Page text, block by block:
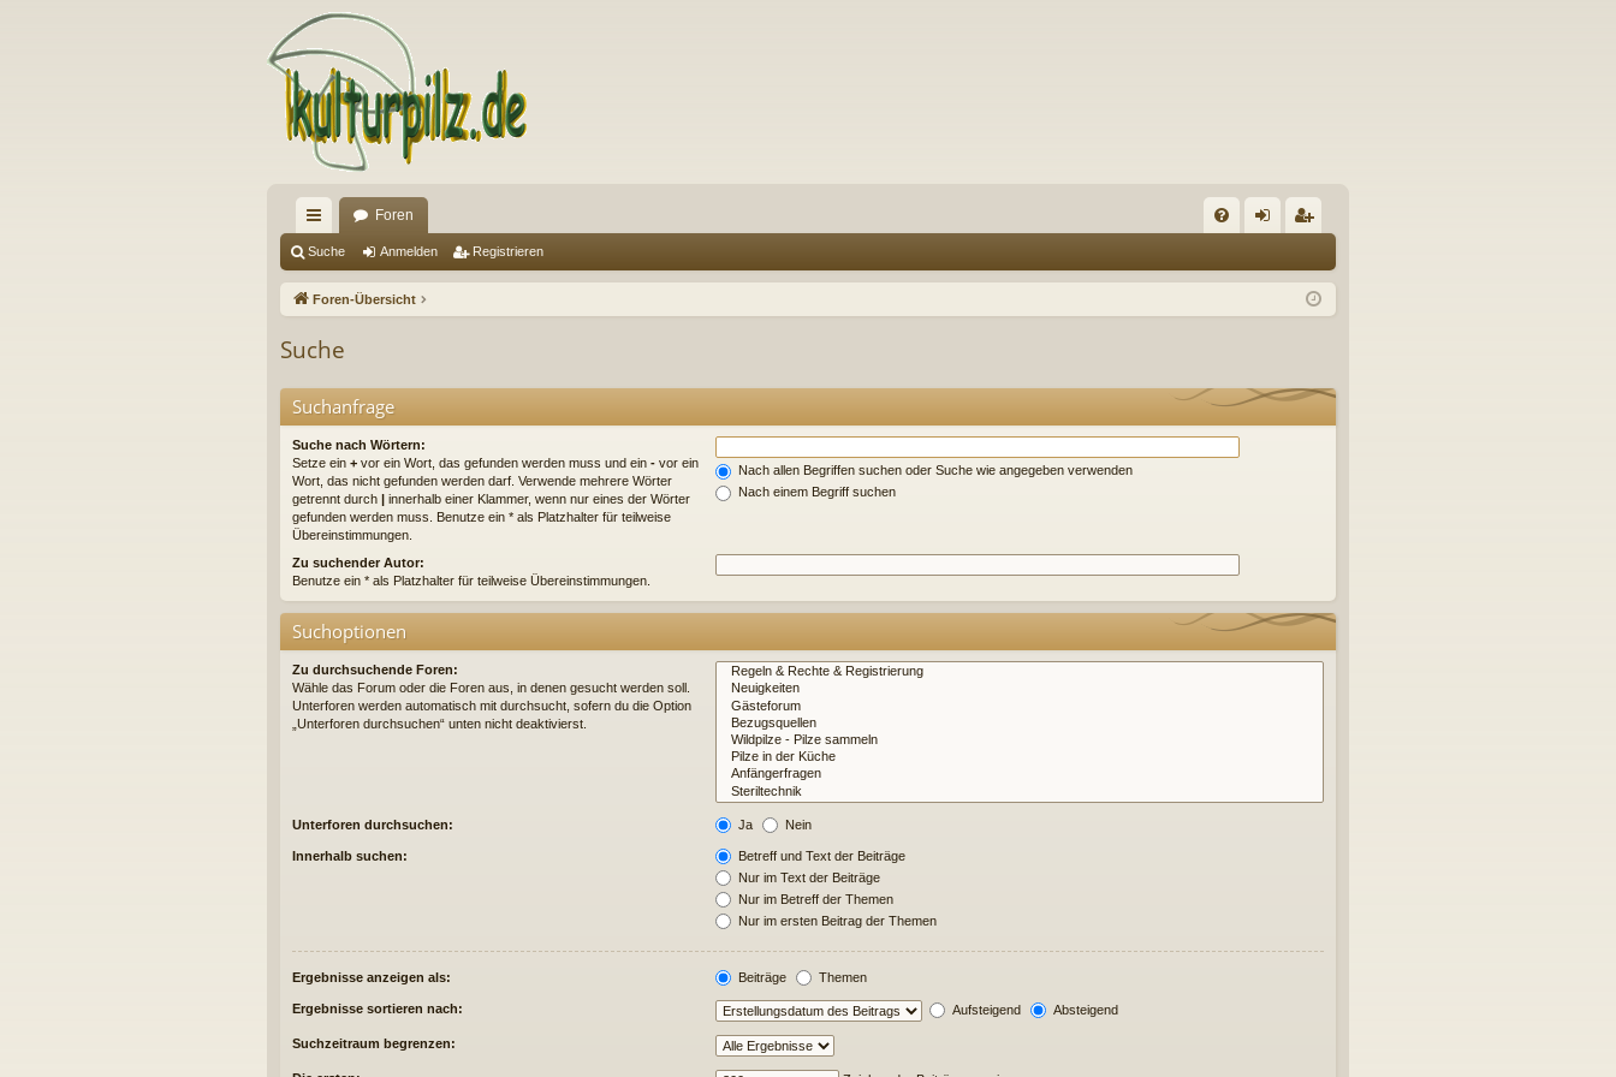
ch
ne
ug
Foren
Q m
n
ist
n
Suche Anmelden Registrieren
Foren-Übersicht
Suche
Suchanfrage
Suche nach Wörtern:
Setze ein + vor ein Wort, das gefunden werden muss und ein - vor ein
Wort, das nicht gefunden werden darf. Verwende mehrere Wörter
getrennt durch | innerhalb einer Klammer, wenn nur eines der Wörter
gefunden werden muss. Benutze ein * als Platzhalter für teilweise
Übereinstimmungen.
Nach allen Begriffen suchen oder Suche wie angegeben verwenden
Nach einem Begriff suchen
Zu suchender Autor:
Benutze ein * als Platzhalter für teilweise Übereinstimmungen.
Suchoptionen
Zu durchsuchende Foren:
Wähle das Forum oder die Foren aus, in denen gesucht werden soll.
Unterforen werden automatisch mit durchsucht, sofern du die Option
„Unterforen durchsuchen“ unten nicht deaktivierst.
Unterforen durchsuchen: Ja Nein
Innerhalb suchen:
Betreff und Text der Beiträge
Nur im Text der Beiträge
Nur im Betreff der Themen
Nur im ersten Beitrag der Themen
Ergebnisse anzeigen als: Beiträge Themen
Ergebnisse sortieren nach: Aufsteigend Absteigend
Suchzeitraum begrenzen: